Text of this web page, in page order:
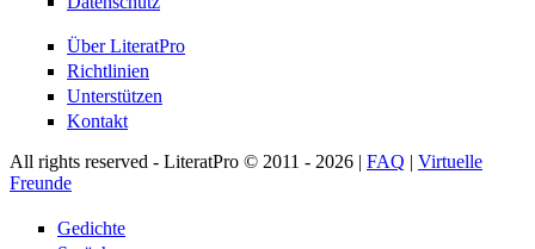
Über LiteratPro
Richtlinien
Unterstützen
Kontakt
All rights reserved - LiteratPro © 2011 - 2026 | FAQ | Virtuelle
Freunde
Gedichte